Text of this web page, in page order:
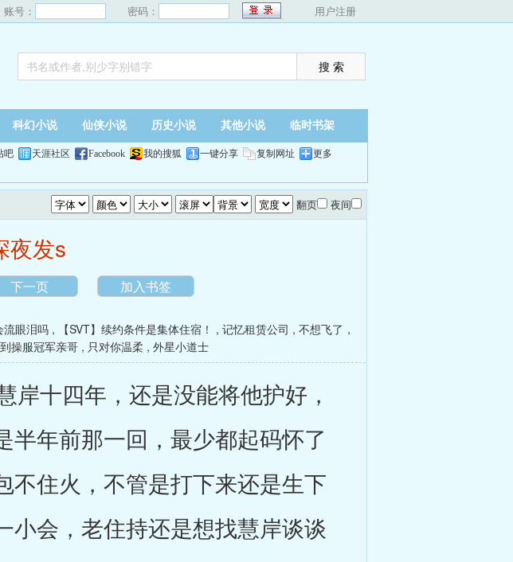
账号： 密码： 用户注册
科幻小说 仙侠小说 历史小说 其他小说 临时书架
吧 天涯社区 Facebook 我的搜狐 一键分享 复制网址 更多
翻页 夜间
夜发s
下一页 加入书签
流眼泪吗 , 【SVT】续约条件是集体住宿！ , 记忆租赁公司 , 不想飞了，
操服冠军亲哥 , 只对你温柔 , 外星小道士
十四年，还是没能将他护好，
年前那一回，最少都起码怀了
不住火，不管是打下来还是生下
小会，老住持还是想找慧岸谈谈